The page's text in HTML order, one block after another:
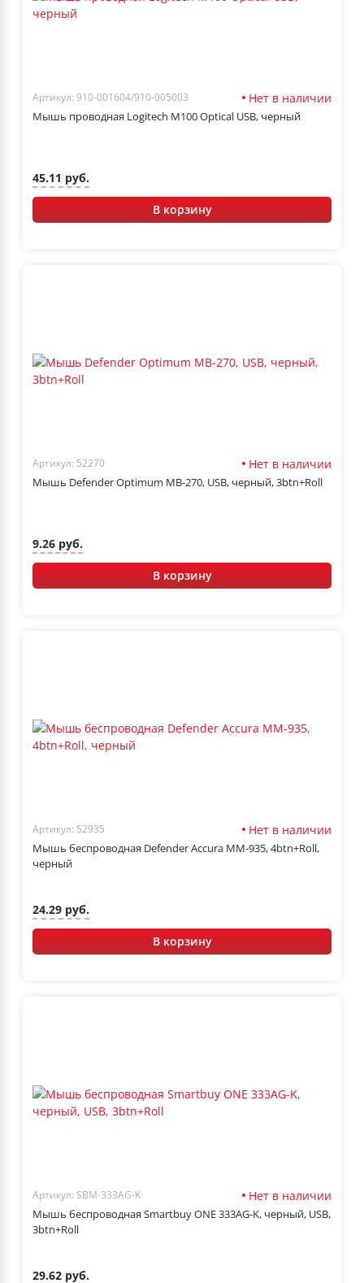
Артикул: 910-001604/910-005003 Нет в наличии
Мышь проводная Logitech M100 Optical USB, черный
45.11 руб.
В корзину
Артикул: 52270 Нет в наличии
Мышь Defender Optimum MB-270, USB, черный, 3btn+Roll
9.26 руб.
В корзину
Артикул: 52935 Нет в наличии
Мышь беспроводная Defender Accura MM-935, 4btn+Roll,
черный
24.29 руб.
В корзину
Артикул: SBM-333AG-K Нет в наличии
Мышь беспроводная Smartbuy ONE 333AG-K, черный, USB,
3btn+Roll
29.62 руб.